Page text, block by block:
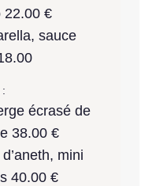
22.00 €
sauce
écrasé de
38.00 €
mini
40.00 €